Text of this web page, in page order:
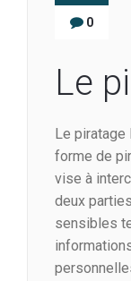
0
Le
Le
forme de
vise à
deux
sensibles